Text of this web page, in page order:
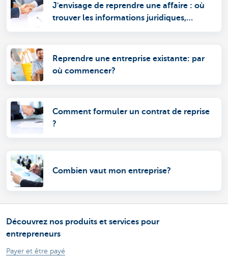
J'envisage de reprendre une affaire : où
trouver les informations juridiques,
Reprendre une entreprise existante: par
où commencer?
Comment formuler un contrat de reprise
?
Combien vaut mon entreprise?
Découvrez nos produits et services pour
entrepreneurs
Payer et être payé